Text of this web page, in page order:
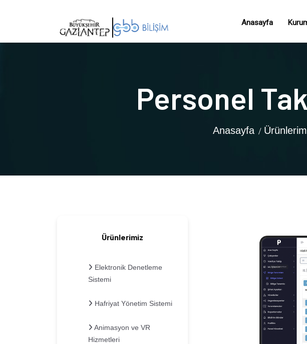
Personel
Anasayfa
Ürünlerimiz
Elektronik Denetleme
Sistemi
Hafriyat Yönetim Sistemi
Animasyon ve VR
Hizmetleri
Anasayfa